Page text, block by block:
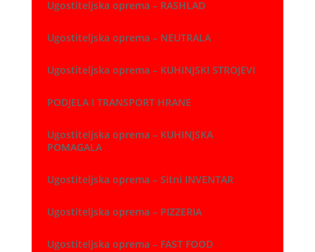
Ugostiteljska oprema – RASHLAD
Ugostiteljska oprema – NEUTRALA
Ugostiteljska oprema – KUHINJSKI STROJEVI
PODJELA I TRANSPORT HRANE
Ugostiteljska oprema – KUHINJSKA
POMAGALA
Ugostiteljska oprema – Sitni INVENTAR
Ugostiteljska oprema – PIZZERIA
Ugostiteljska oprema – FAST FOOD